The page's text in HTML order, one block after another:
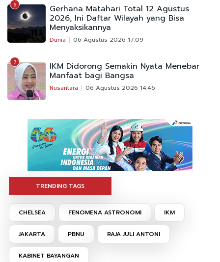
6 Gerhana Matahari Total 12 Agustus
2026, Ini Daftar Wilayah yang Bisa
Menyaksikannya
Dunia 06 Agustus 2026 17:09
7 IKM Didorong Semakin Nyata Menebar
Manfaat bagi Bangsa
Nusantara 06 Agustus 2026 14:46
TRENDING TAGS
CHELSEA FENOMENA ASTRONOMI IKM
JAKARTA PBNU RAJA JULI ANTONI
KABINET BAYANGAN